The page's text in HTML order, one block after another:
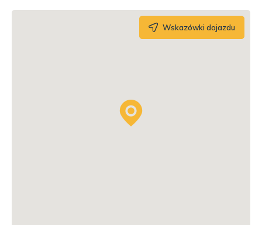
Wskazówki dojazdu